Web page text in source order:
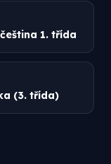
1. třída
(3. třída)